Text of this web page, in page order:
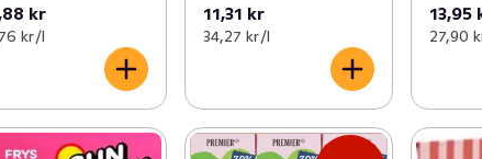
kr
kr /l
11,31 kr
34,27 kr /l
13,95
27,90